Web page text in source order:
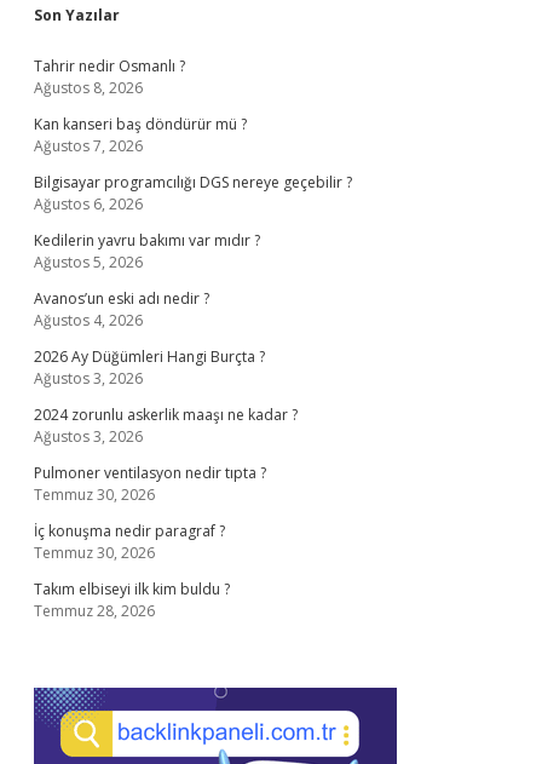
Sidebar
Son Yazılar
Tahrir nedir Osmanlı ?
Ağustos 8, 2026
Kan kanseri baş döndürür mü ?
Ağustos 7, 2026
Bilgisayar programcılığı DGS nereye geçebilir ?
Ağustos 6, 2026
Kedilerin yavru bakımı var mıdır ?
Ağustos 5, 2026
Avanos’un eski adı nedir ?
Ağustos 4, 2026
2026 Ay Düğümleri Hangi Burçta ?
Ağustos 3, 2026
2024 zorunlu askerlik maaşı ne kadar ?
Ağustos 3, 2026
Pulmoner ventilasyon nedir tıpta ?
Temmuz 30, 2026
İç konuşma nedir paragraf ?
Temmuz 30, 2026
Takım elbiseyi ilk kim buldu ?
Temmuz 28, 2026